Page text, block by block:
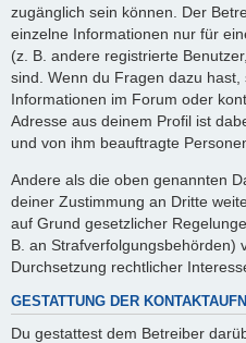
zugänglich sein können. Der
einzelne Informationen nur für
(z. B. andere registrierte
sind. Wenn du Fragen dazu
Informationen im Forum oder
Adresse aus deinem Profil ist
und von ihm beauftragte
Andere als die oben genannten
deiner Zustimmung an Dritte
auf Grund gesetzlicher
B. an Strafverfolgungsbehörden)
Durchsetzung rechtlicher
GESTATTUNG DER
Du gestattest dem Betreiber